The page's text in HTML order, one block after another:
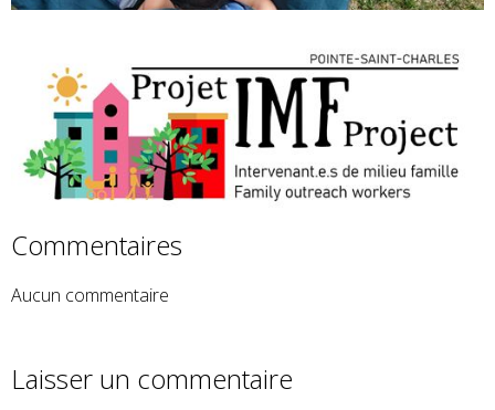
Commentaires
Aucun commentaire
Laisser un commentaire